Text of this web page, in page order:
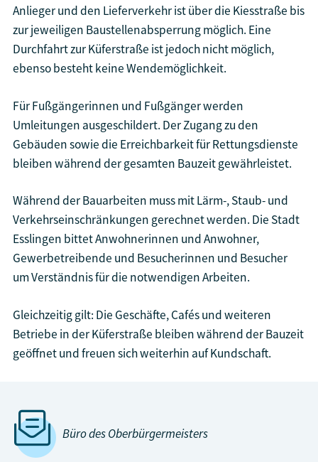
Anlieger und den Lieferverkehr ist über die Kiesstraße bis
zur jeweiligen Baustellenabsperrung möglich. Eine
Durchfahrt zur Küferstraße ist jedoch nicht möglich,
ebenso besteht keine Wendemöglichkeit.
Für Fußgängerinnen und Fußgänger werden
Umleitungen ausgeschildert. Der Zugang zu den
Gebäuden sowie die Erreichbarkeit für Rettungsdienste
bleiben während der gesamten Bauzeit gewährleistet.
Während der Bauarbeiten muss mit Lärm-, Staub- und
Verkehrseinschränkungen gerechnet werden. Die Stadt
Esslingen bittet Anwohnerinnen und Anwohner,
Gewerbetreibende und Besucherinnen und Besucher
um Verständnis für die notwendigen Arbeiten.
Gleichzeitig gilt: Die Geschäfte, Cafés und weiteren
Betriebe in der Küferstraße bleiben während der Bauzeit
geöffnet und freuen sich weiterhin auf Kundschaft.
Büro des Oberbürgermeisters